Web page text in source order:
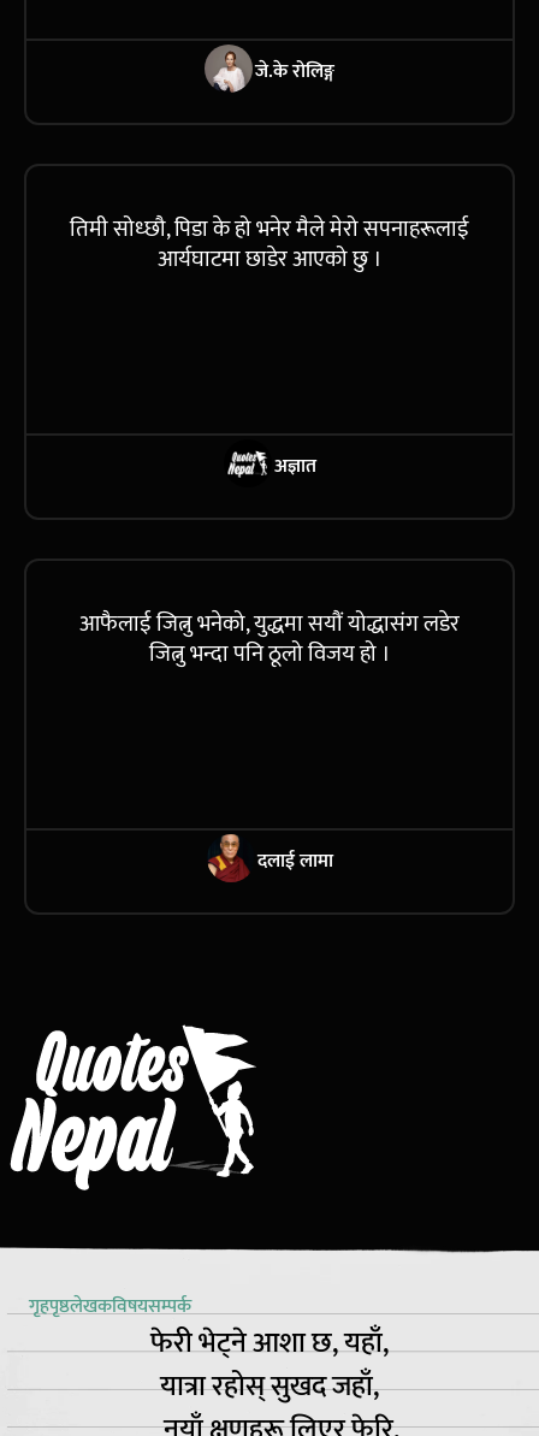
जे.के रोलिङ्ग
तिमी सोध्छौ, पिडा के हो भनेर मैले मेरो सपनाहरूलाई
आर्यघाटमा छाडेर आएको छु ।
अज्ञात
आफैलाई जित्नु भनेको, युद्धमा सयौं योद्धासंग लडेर
जित्नु भन्दा पनि ठूलो विजय हो ।
दलाई लामा
गृहपृष्ठलेखकविषयसम्पर्क
फेरी भेट्ने आशा छ, यहाँ,
यात्रा रहोस् सुखद जहाँ,